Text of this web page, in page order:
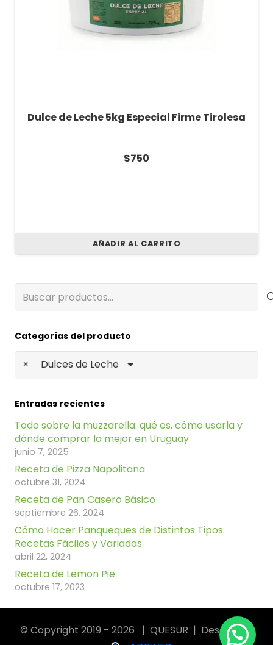
Dulce de Leche 5kg Especial Firme Tirolesa
$750
AÑADIR AL CARRITO
Buscar
Categorías del producto
× Dulces de Leche
Entradas recientes
Todo sobre la muzzarella: qué es, cómo usarla y
dónde comprar la mejor en Uruguay
junio 7, 2025
Receta de Pizza Napolitana
octubre 31, 2024
Receta de Pan Casero Básico
septiembre 26, 2024
Cómo Hacer Panqueques de Distintos Tipos:
Recetas Fáciles y Variadas
abril 22, 2024
Receta de Lemon Pie
octubre 17, 2023
© Copyright 2019 - 2026 | QUESUR | Desarrollo: